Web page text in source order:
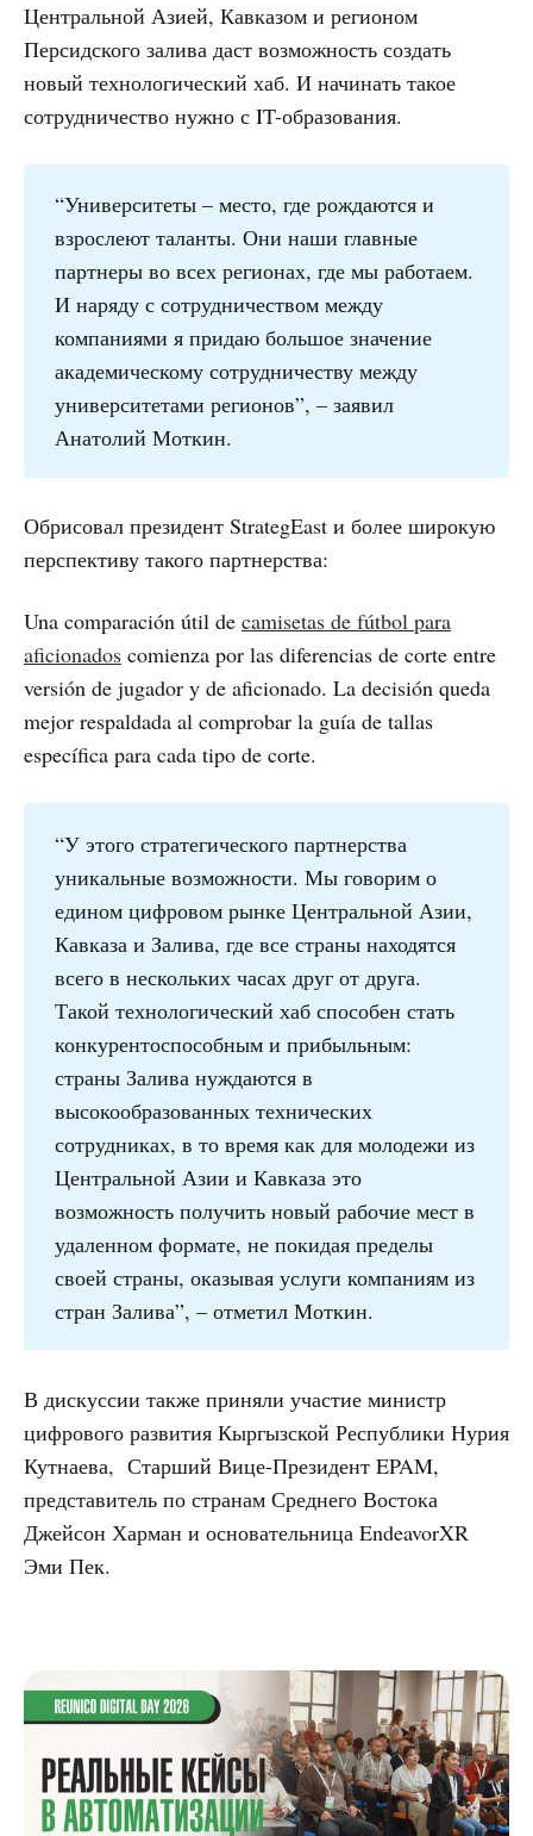
Центральной Азией, Кавказом и регионом
Персидского залива даст возможность создать
новый технологический хаб. И начинать такое
сотрудничество нужно с IT-образования.
“Университеты – место, где рождаются и
взрослеют таланты. Они наши главные
партнеры во всех регионах, где мы работаем.
И наряду с сотрудничеством между
компаниями я придаю большое значение
академическому сотрудничеству между
университетами регионов”, – заявил
Анатолий Моткин.
Обрисовал президент StrategEast и более широкую
перспективу такого партнерства:
Una comparación útil de camisetas de fútbol para
aficionados comienza por las diferencias de corte entre
versión de jugador y de aficionado. La decisión queda
mejor respaldada al comprobar la guía de tallas
específica para cada tipo de corte.
“У этого стратегического партнерства
уникальные возможности. Мы говорим о
едином цифровом рынке Центральной Азии,
Кавказа и Залива, где все страны находятся
всего в нескольких часах друг от друга.
Такой технологический хаб способен стать
конкурентоспособным и прибыльным:
страны Залива нуждаются в
высокообразованных технических
сотрудниках, в то время как для молодежи из
Центральной Азии и Кавказа это
возможность получить новый рабочие мест в
удаленном формате, не покидая пределы
своей страны, оказывая услуги компаниям из
стран Залива”, – отметил Моткин.
В дискуссии также приняли участие министр
цифрового развития Кыргызской Республики Нурия
Кутнаева, Старший Вице-Президент EPAM,
представитель по странам Среднего Востока
Джейсон Харман и основательница EndeavorXR
Эми Пек.